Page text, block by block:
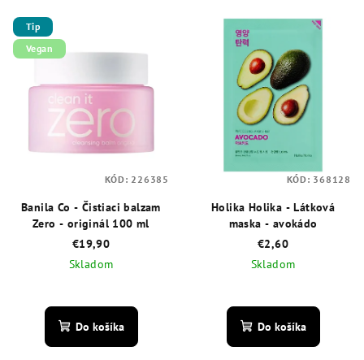
Tip
Vegan
Banila Co - Čistiaci balzam
Zero - originál 100 ml
€19,90
Skladom
hodnotenie
produktu
Do košíka
KÓD: 226385
Holika Holika - Látková
maska - avokádo
€2,60
Skladom
hodnotenie
produktu
Do košíka
KÓD: 368128